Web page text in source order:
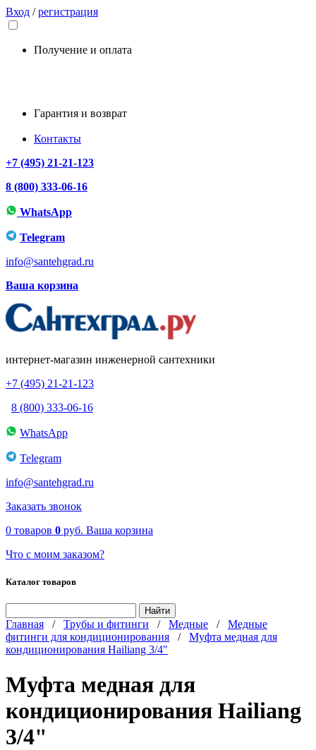
Вход /регистрация
Получение и оплата
Гарантия и возврат
Контакты
+7 (495) 21-21-123
8 (800) 333-06-16
WhatsApp
Telegram
info@santehgrad.ru
Ваша корзина
интернет-магазин инженерной сантехники
+7 (495) 21-21-123
8 (800) 333-06-16
WhatsApp
Telegram
info@santehgrad.ru
Заказать звонок
0 товаров 0 руб. Ваша корзина
Что с моим заказом?
Каталог товаров
Главная / Трубы и фитинги / Медные / Медные
фитинги для кондиционирования / Муфта медная для
кондиционирования Hailiang 3/4"
Муфта медная для
кондиционирования Hailiang
3/4"